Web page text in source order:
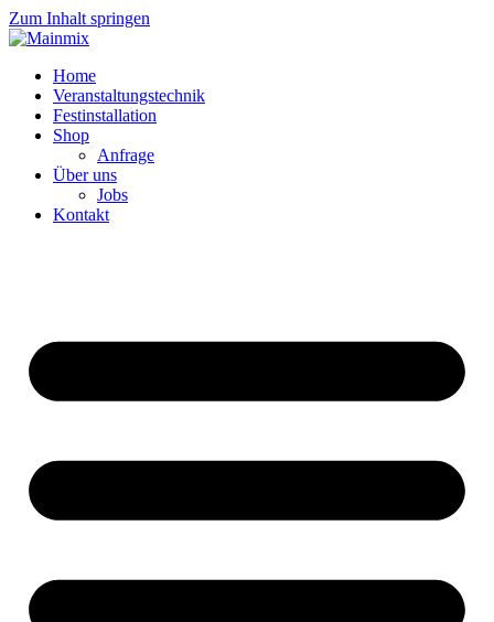
Zum Inhalt springen
Home
Veranstaltungstechnik
Festinstallation
Shop
Anfrage
Über uns
Jobs
Kontakt